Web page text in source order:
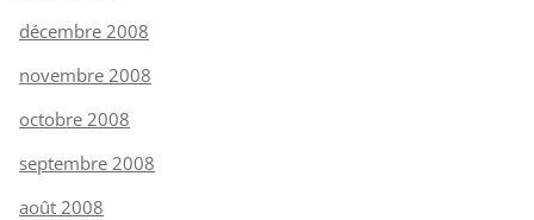
décembre 2008
novembre 2008
octobre 2008
septembre 2008
août 2008